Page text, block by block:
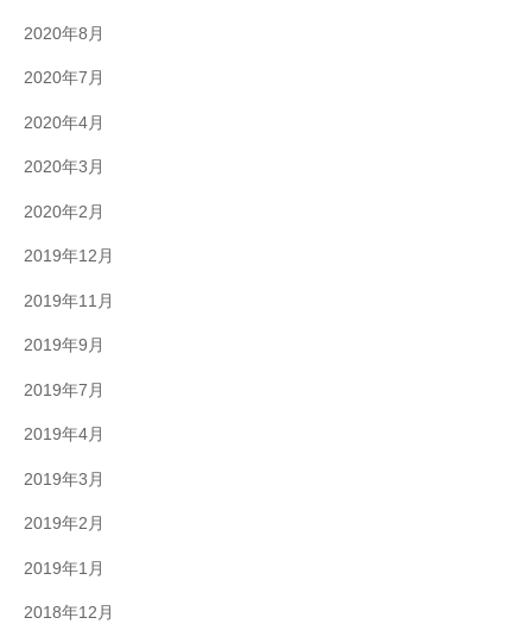
2020年8月
2020年7月
2020年4月
2020年3月
2020年2月
2019年12月
2019年11月
2019年9月
2019年7月
2019年4月
2019年3月
2019年2月
2019年1月
2018年12月